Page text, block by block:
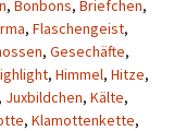
, Bonbons, Briefchen,
, Flaschengeist,
, Gesechäfte,
, Himmel, Hitze,
, Juxbildchen, Kälte,
, Klamottenkette,